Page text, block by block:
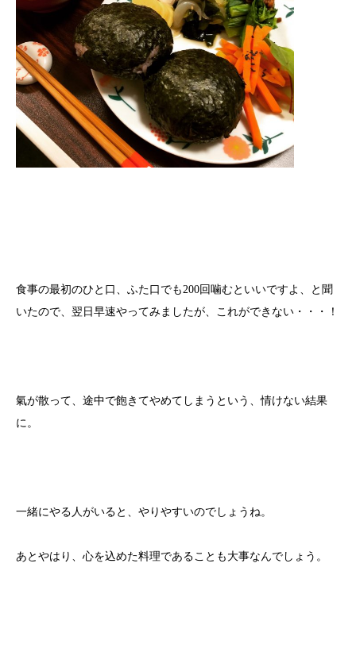
食事の最初のひと口、ふた口でも200回噛むといいですよ、と聞
いたので、翌日早速やってみましたが、これができない・・・！
氣が散って、途中で飽きてやめてしまうという、情けない結果
に。
一緒にやる人がいると、やりやすいのでしょうね。
あとやはり、心を込めた料理であることも大事なんでしょう。